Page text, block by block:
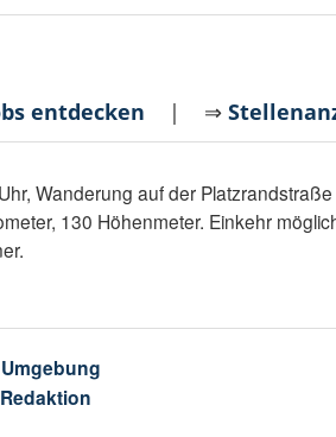
entdecken | ⇒
Wanderung auf der
130 Höhenmeter. Einkehr